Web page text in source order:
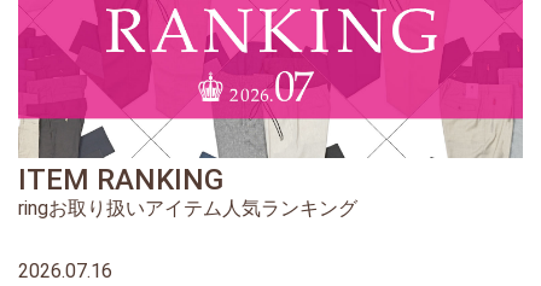
ITEM RANKING
ringお取り扱いアイテム人気ランキング
2026.07.16